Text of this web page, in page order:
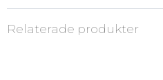
Relaterade produkter